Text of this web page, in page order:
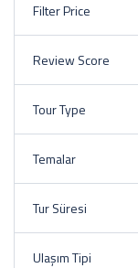
Filter Price
Review Score
Tour Type
Temalar
Tur Süresi
Ulaşım Tipi